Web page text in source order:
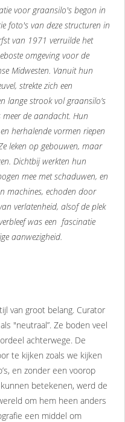
voor graansilo's begon in
foto's van deze structuren in
van 1971 verruilde het
omgeving voor de
Midwesten. Vanuit hun
strekte zich een
lange strook vol graansilo’s
meer de aandacht. Hun
herhalende vormen riepen
leken op gebouwen, maar
Dichtbij werkten hun
mee met schaduwen, en
machines, echoden door
verlatenheid, alsof de plek
was een fascinatie
aanwezigheid.
van groot belang. Curator
"neutraal”. Ze boden veel
achterwege. De
te kijken zoals we kijken
en zonder een voorop
betekenen, werd de
om hem heen anders
een middel om